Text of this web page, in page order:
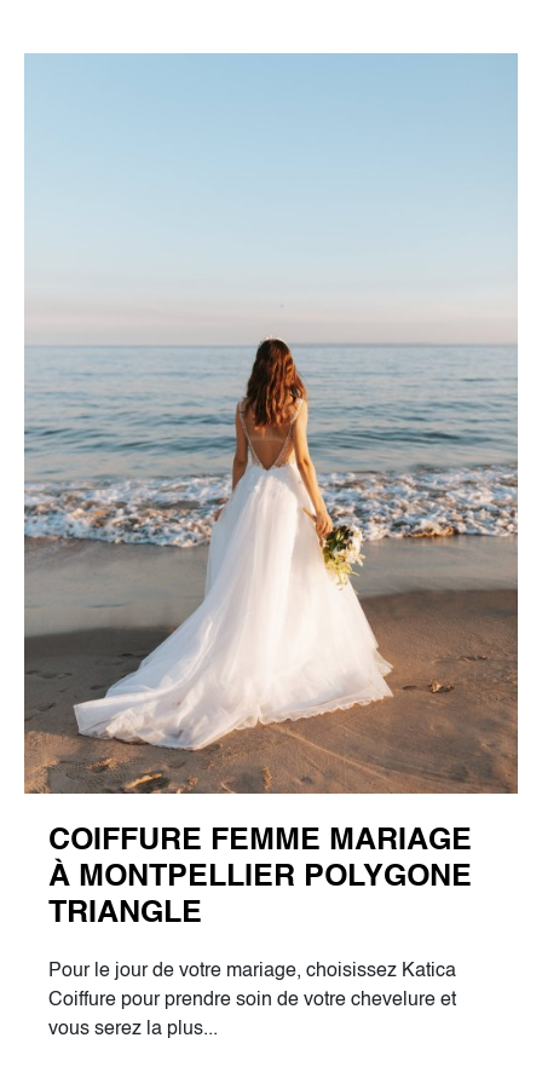
COIFFURE FEMME MARIAGE
À MONTPELLIER POLYGONE
TRIANGLE
Pour le jour de votre mariage, choisissez Katica
Coiffure pour prendre soin de votre chevelure et
vous serez la plus...